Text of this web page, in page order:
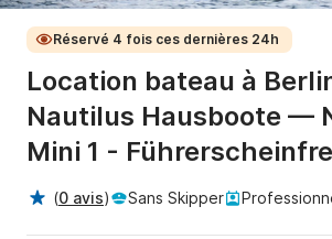
Réservé 4 fois ces dernières 24h
Location bateau à
Nautilus Hausboote —
Mini 1 -
(0 avis) Sans Skipper